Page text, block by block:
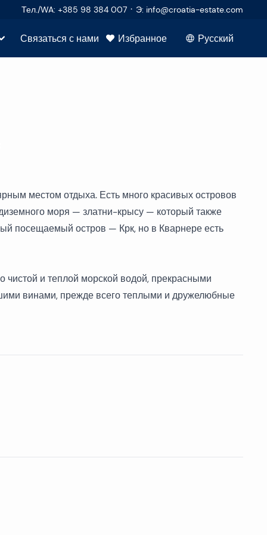
Тел./WA: +385 98 384 007 · Э: info@croatia-estate.com
вопросы
Связаться с нами Избранное Русский
местом отдыха. Есть много красивых островов
моря — златни-крысу — который также
посещаемый остров — Крк, но в Кварнере есть
чистой и теплой морской водой, прекрасными
винами, прежде всего теплыми и дружелюбные